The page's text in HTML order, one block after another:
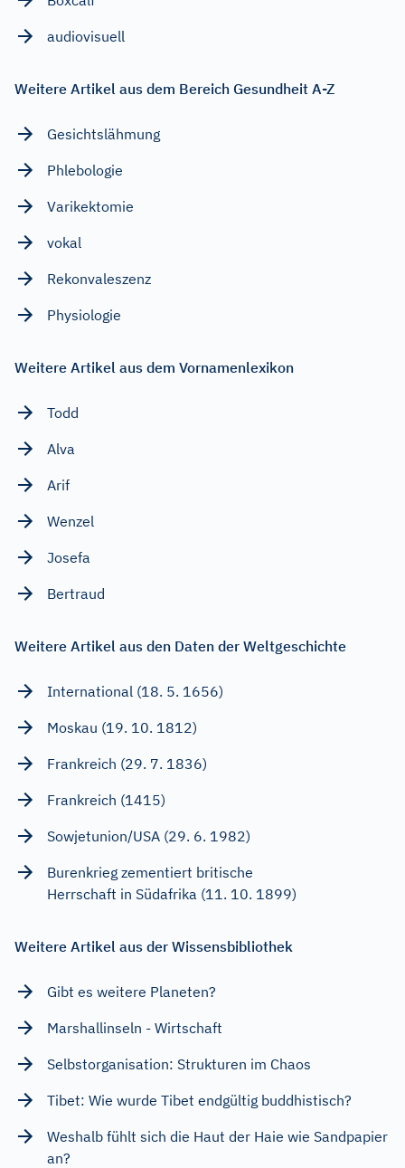
audiovisuell
Weitere Artikel aus dem Bereich Gesundheit A-Z
Gesichtslähmung
Phlebologie
Varikektomie
vokal
Rekonvaleszenz
Physiologie
Weitere Artikel aus dem Vornamenlexikon
Todd
Alva
Arif
Wenzel
Josefa
Bertraud
Weitere Artikel aus den Daten der Weltgeschichte
International (18. 5. 1656)
Moskau (19. 10. 1812)
Frankreich (29. 7. 1836)
Frankreich (1415)
Sowjetunion/USA (29. 6. 1982)
Burenkrieg zementiert britische
Herrschaft in Südafrika (11. 10. 1899)
Weitere Artikel aus der Wissensbibliothek
Gibt es weitere Planeten?
Marshallinseln - Wirtschaft
Selbstorganisation: Strukturen im Chaos
Tibet: Wie wurde Tibet endgültig buddhistisch?
Weshalb fühlt sich die Haut der Haie wie Sandpapier
an?